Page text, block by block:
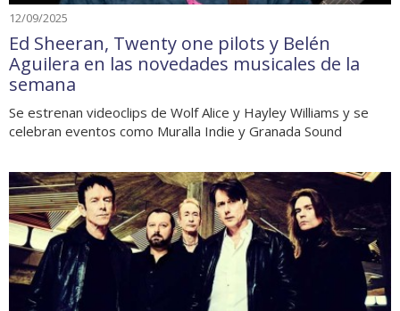
12/09/2025
Ed Sheeran, Twenty one pilots y Belén
Aguilera en las novedades musicales de la
semana
Se estrenan videoclips de Wolf Alice y Hayley Williams y se
celebran eventos como Muralla Indie y Granada Sound